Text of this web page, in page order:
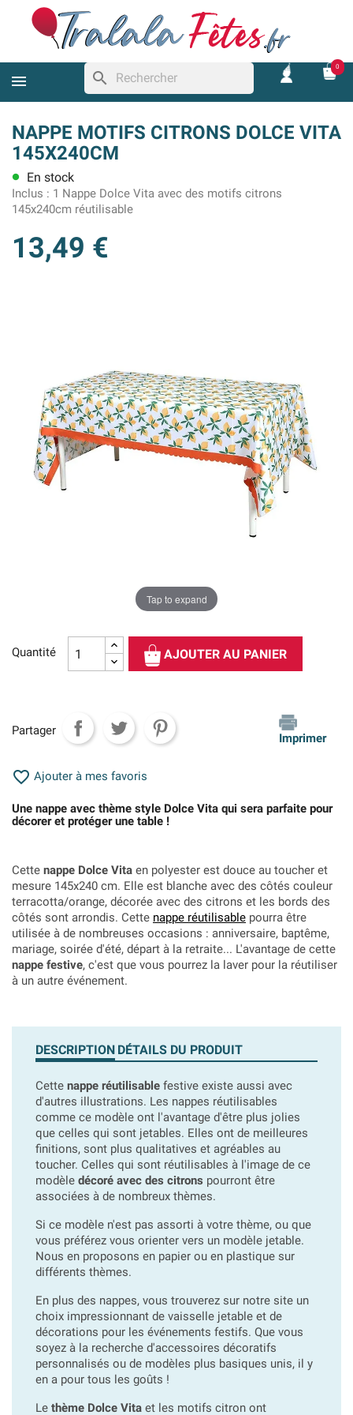
search
0
NAPPE MOTIFS CITRONS DOLCE VITA
145X240CM
lens En stock
Inclus : 1 Nappe Dolce Vita avec des motifs citrons
145x240cm réutilisable
13,49 €
Tap to expand
Quantité AJOUTER AU PANIER
Partager
Imprimer
 Ajouter à mes favoris
Une nappe avec thème style Dolce Vita qui sera parfaite pour
décorer et protéger une table !
Cette nappe Dolce Vita en polyester est douce au toucher et
mesure 145x240 cm. Elle est blanche avec des côtés couleur
terracotta/orange, décorée avec des citrons et les bords des
côtés sont arrondis. Cette nappe réutilisable pourra être
utilisée à de nombreuses occasions : anniversaire, baptême,
mariage, soirée d'été, départ à la retraite... L'avantage de cette
nappe festive, c'est que vous pourrez la laver pour la réutiliser
à un autre événement.
DESCRIPTION DÉTAILS DU PRODUIT
Cette nappe réutilisable festive existe aussi avec
d'autres illustrations. Les nappes réutilisables
comme ce modèle ont l'avantage d'être plus jolies
que celles qui sont jetables. Elles ont de meilleures
finitions, sont plus qualitatives et agréables au
toucher. Celles qui sont réutilisables à l'image de ce
modèle décoré avec des citrons pourront être
associées à de nombreux thèmes.
Si ce modèle n'est pas assorti à votre thème, ou que
vous préférez vous orienter vers un modèle jetable.
Nous en proposons en papier ou en plastique sur
différents thèmes.
En plus des nappes, vous trouverez sur notre site un
choix impressionnant de vaisselle jetable et de
décorations pour les événements festifs. Que vous
soyez à la recherche d'accessoires décoratifs
personnalisés ou de modèles plus basiques unis, il y
en a pour tous les goûts !
Le thème Dolce Vita et les motifs citron ont